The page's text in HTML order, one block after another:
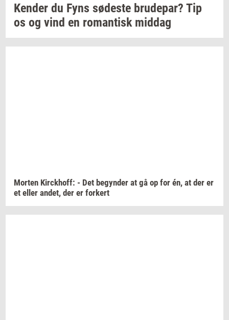
Ken­der du Fyns sø­de­ste bru­de­par? Tip
os og vind en ro­man­tisk mid­dag
Mor­ten Kirck­hoff: - Det be­gyn­der at gå op for én, at der er
et eller andet, der er for­kert